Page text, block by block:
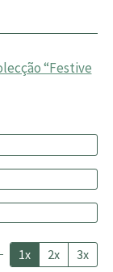
“Festive
1x 2x 3x